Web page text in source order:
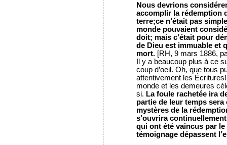
Nous devrions
accomplir la rédemption
terre;ce n’était pas
monde pouvaient
doit; mais c’était pour
de Dieu est immuable et
mort.[RH, 9 mars 1886,
Il y a beaucoup plus à ce
coup d’oeil. Oh, que tous
attentivement les
monde et les demeures
si. La foule rachetée ira
partie de leur temps sera
mystères de la
s’ouvrira
qui ont été vaincus par le
témoignage dépassent